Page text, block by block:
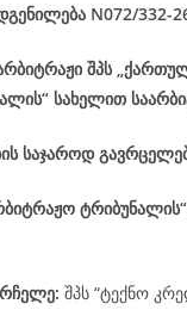
N072/332-
შპს
სახელით
საჯაროდ
: შპს “ტექნო